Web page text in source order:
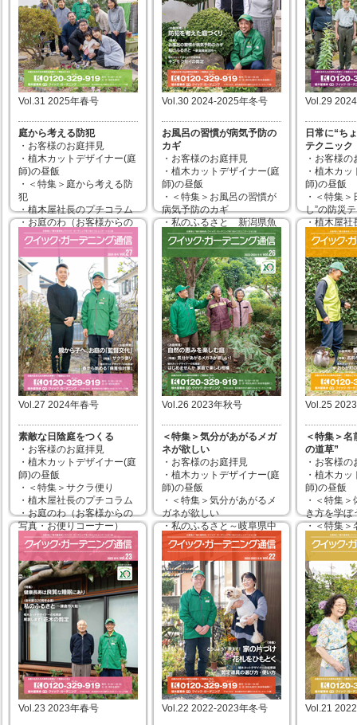
2026年03月10日
れ
2025年12月10日
2025年09
Vol.31 2025年春号
庭から考える防犯
・お客様のお庭拝見
・植木カットデザイナー(庭
師)の昼飯
・＜特集＞庭から考える防
犯
・植木屋社長のプチコラム
・お庭のわ（お客様からの
写真・お便りコーナー）
・カタチにしますお客様の
声
・＜カットデザイナーの知
恵袋＞愛着が増す椿のお手
入れ
2025年03月10日
Vol.30 2024-2025年冬号
お風呂の習慣が病気予防の
カギ
・お客様のお庭拝見
・植木カットデザイナー(庭
師)の昼飯
・＜特集＞お風呂の習慣が
病気予防のカギ
・私のふるさと 新潟県魚
沼市
・植木屋社長のプチコラム
・お庭のわ（お客様からの
写真・お便りコーナー）
・＜ちょっといい話＞30年
ぶりの再会
・＜カットデザイナーの知
恵袋＞キンモクセイの剪定
2024年12月10日
Vol.29
日常に“ち
テクニック
・お客様
・植木カ
師)の昼飯
・＜特集
し”の防災
・植木屋社
・お庭の
写真・お
・カタチに
声「ＬＩＮ
利です」
・＜カット
恵袋＞台風
ク！
2024年08
Vol.27 2024年春号
素敵な日陰庭をつくる
・お客様のお庭拝見
・植木カットデザイナー(庭
師)の昼飯
・＜特集＞サクラ便り
・植木屋社長のプチコラム
・お庭のわ（お客様からの
写真・お便りコーナー）
・＜カットデザイナーの知
恵袋＞春から始める「病害
虫対策」
2024年02月29日
Vol.26 2023年秋号
＜特集＞気分があがるメガ
ネが欲しい
・お客様のお庭拝見
・植木カットデザイナー(庭
師)の昼飯
・＜特集＞気分があがるメ
ガネが欲しい
・私のふるさと～岐阜県中
津川市～
・植木屋社長のプチコラム
・お庭のわ（お客様からの
写真・お便りコーナー）
・＜カットデザイナーの知
恵袋＞家庭で楽しむ柑橘
2023年11月30日
Vol.25
＜特集＞名
の道草”
・お客様
・植木カ
師)の昼飯
・＜特集
き方を学ぼ
・＜特集＞
い“秋の道草
・植木屋
・お庭のわ
写真・お便
・＜カット
恵袋＞おら
駅”自慢
2023年08
Vol.23 2023年春号 Vol.22 2022-2023年冬号 Vol.21